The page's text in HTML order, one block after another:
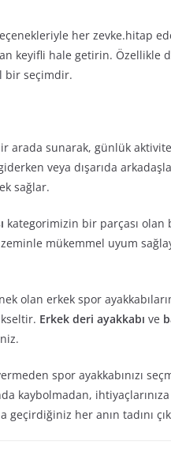
her zevke.hitap
keyifli hale getirin. Özellikle
bir seçimdir.
arada sunarak, günlük
veya dışarıda
sağlar.
kategorimizin bir parçası olan
mükemmel uyum
olan erkek spor
Erkek deri ayakkabı ve
spor ayakkabınızı
kaybolmadan,
geçirdiğiniz her anın tadını